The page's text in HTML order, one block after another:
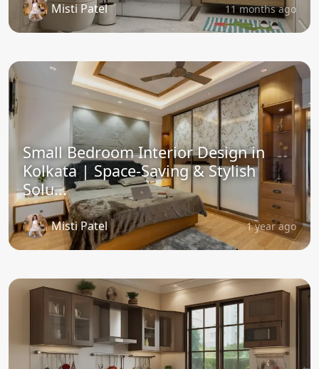
Misti Patel 11 months ago
Small Bedroom Interior Design in
Kolkata | Space-Saving & Stylish
Solu...
Misti Patel 1 year ago